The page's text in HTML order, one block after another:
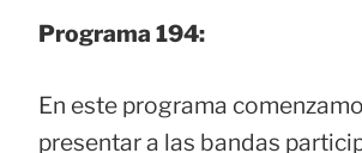
Programa 194:
En este programa
presentar a las bandas